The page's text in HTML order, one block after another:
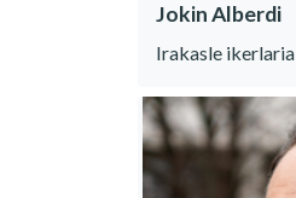
Jokin Alberdi
Irakasle ikerlaria